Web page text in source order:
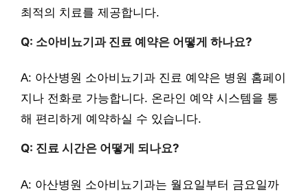
최적의 치료를 제공합니다.
Q: 소아비뇨기과 진료 예약은 어떻게 하나요?
A: 아산병원 소아비뇨기과 진료 예약은 병원 홈페이
지나 전화로 가능합니다. 온라인 예약 시스템을 통
해 편리하게 예약하실 수 있습니다.
Q: 진료 시간은 어떻게 되나요?
A: 아산병원 소아비뇨기과는 월요일부터 금요일까